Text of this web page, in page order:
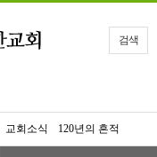
검색
교회소식 120년의 흔적